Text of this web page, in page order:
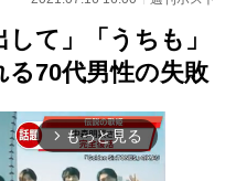
して」「うちも」
70代男性の失敗
arrow_forward_ios もっと見る